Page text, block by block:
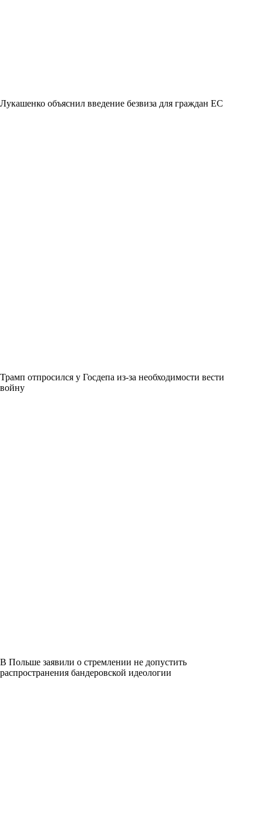
Лукашенко объяснил введение безвиза для граждан ЕС
Трамп отпросился у Госдепа из-за необходимости вести
войну
В Польше заявили о стремлении не допустить
распространения бандеровской идеологии